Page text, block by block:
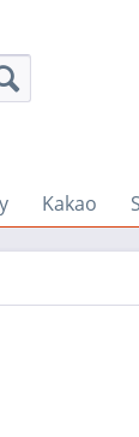
Kakao